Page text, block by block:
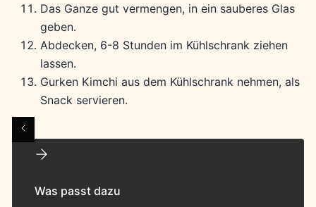
Das Ganze gut vermengen, in ein sauberes Glas
geben.
Abdecken, 6-8 Stunden im Kühlschrank ziehen
lassen.
Gurken Kimchi aus dem Kühlschrank nehmen, als
Snack servieren.
Was passt dazu